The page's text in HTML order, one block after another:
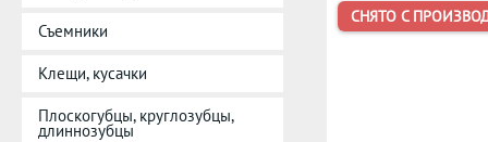
Съемники
Клещи, кусачки
Плоскогубцы, круглозубцы,
длиннозубцы
СНЯТО С